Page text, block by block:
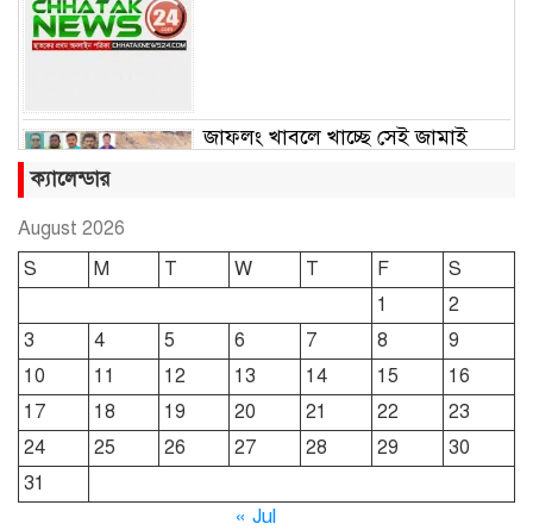
জাফলং খাবলে খাচ্ছে সেই জামাই
ছাতকে রুহুল আমীন ফাউন্ডেশনের
শীতবস্ত্র বিতরণ
দোয়ারাবাজারে নামে-বেনামে চলছে
খাসজমি দখলের প্রতিযোগিতা : নির্লিপ্ত
প্রশাসন
নিরব
ক্যালেন্ডার
August 2026
S
M T W T F
S
1
2
3
4 5 6 7 8
9
10
11 12 13 14 15
16
17
18 19 20 21 22
23
24
25 26 27 28 29
30
31
« Jul